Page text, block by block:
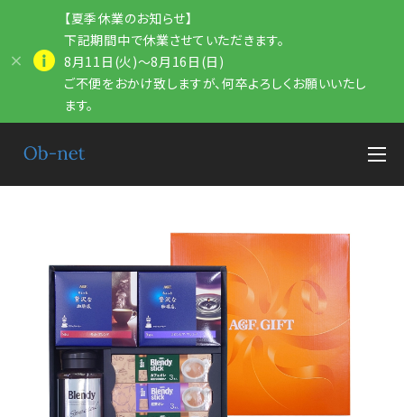
【夏季休業のお知らせ】
下記期間中で休業させていただきます。
8月11日(火)～8月16日(日)
ご不便をおかけ致しますが、何卒よろしくお願いいたし
ます。